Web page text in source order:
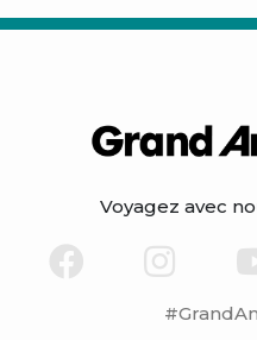
Voyagez avec